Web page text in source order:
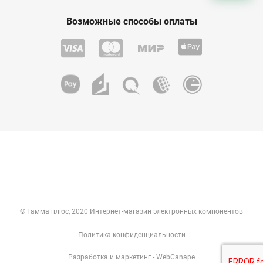
Возможные способы оплаты
© Гамма плюс, 2020 Интернет-магазин электронных компонентов
Политика конфиденциальности
Разработка и маркетинг - WebCanape